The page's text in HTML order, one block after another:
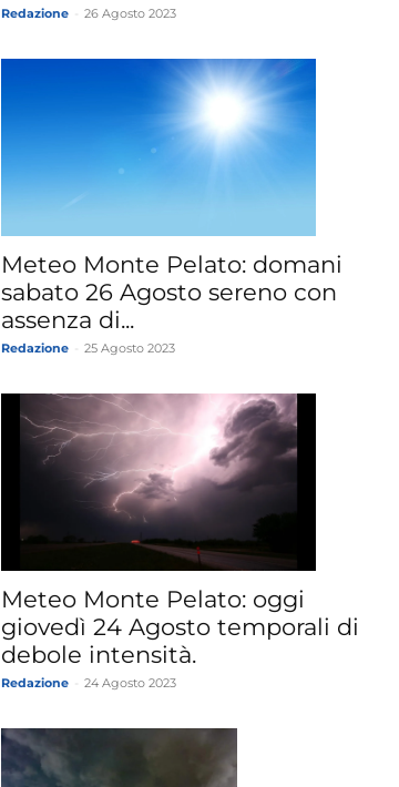
Redazione 26 Agosto 2023
Meteo Monte Pelato: domani
sabato 26 Agosto sereno con
assenza di...
Redazione 25 Agosto 2023
Meteo Monte Pelato: oggi
giovedì 24 Agosto temporali di
debole intensità.
Redazione 24 Agosto 2023